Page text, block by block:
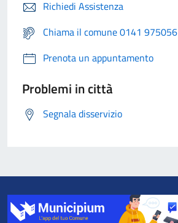
Richiedi Assistenza
Chiama il comune 0141 975056
Prenota un appuntamento
Problemi in città
Segnala disservizio